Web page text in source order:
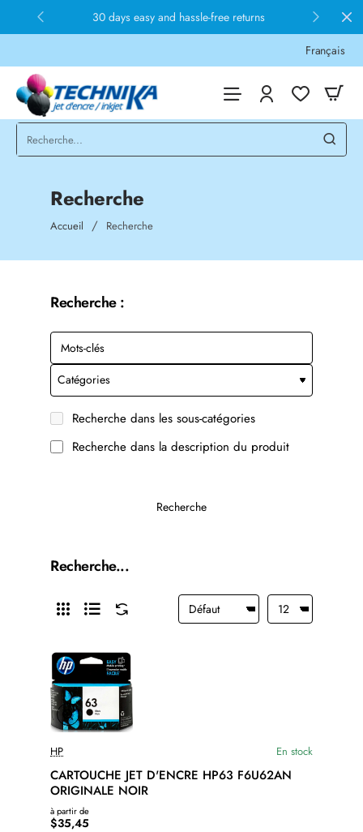
30 days easy and hassle-free returns
Français
Recherche
Accueil homeRecherche
Recherche :
Recherche dans les sous-catégories
Recherche dans la description du produit
Recherche
Recherche...
HP En stock
CARTOUCHE JET D'ENCRE HP63 F6U62AN
ORIGINALE NOIR
à partir de
$35,45